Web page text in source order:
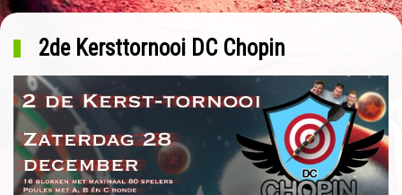
2de Kersttornooi DC Chopin